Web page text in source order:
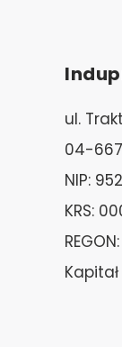
ul.
04-
NIP:
KRS: